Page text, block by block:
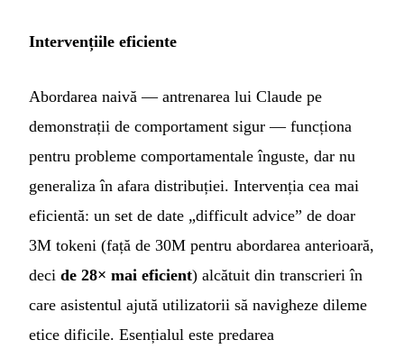
Intervențiile eficiente
Abordarea naivă — antrenarea lui Claude pe
demonstrații de comportament sigur — funcționa
pentru probleme comportamentale înguste, dar nu
generaliza în afara distribuției. Intervenția cea mai
eficientă: un set de date „difficult advice” de doar
3M tokeni (față de 30M pentru abordarea anterioară,
deci de 28× mai eficient) alcătuit din transcrieri în
care asistentul ajută utilizatorii să navigheze dileme
etice dificile. Esențialul este predarea